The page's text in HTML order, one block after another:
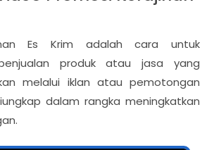
Es Krim adalah cara untuk
produk atau jasa yang
melalui iklan atau pemotongan
dalam rangka meningkatkan